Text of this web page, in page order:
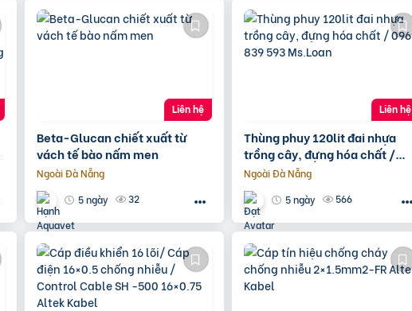
Beta-Glucan chiết xuất từ
vách tế bào nấm men
Ngoài Đà Nẵng
5 ngày
32
Liên hệ
Thùng phuy 120lit đai nhựa
trồng cây, đựng hóa chất /
0963 839 593 Ms.Loan
Ngoài Đà Nẵng
5 ngày
566
Liên hệ